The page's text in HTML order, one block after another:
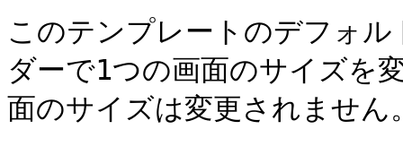
このテンプレートのデフォ
ダーで1つの画面のサイズを
面のサイズは変更されません